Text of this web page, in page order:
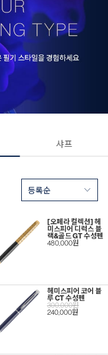
샤프
[오페라 컬렉션] 헤
미스피어 디럭스 블
랙&골드 GT 수성펜
480,000원
헤미스피어 코어 블
루 CT 수성펜
300,000원
240,000원